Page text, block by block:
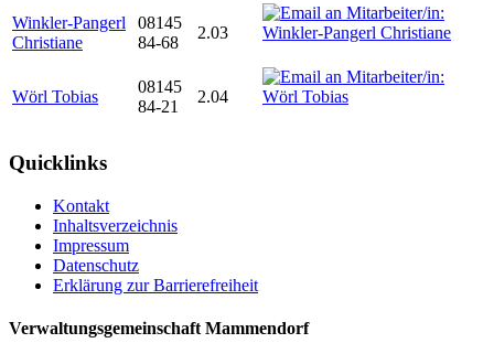
Winkler-Pangerl
Christiane
08145
84-68
2.03
Wörl Tobias
08145
84-21
2.04
Quicklinks
Kontakt
Inhaltsverzeichnis
Impressum
Datenschutz
Erklärung zur Barrierefreiheit
Verwaltungsgemeinschaft Mammendorf